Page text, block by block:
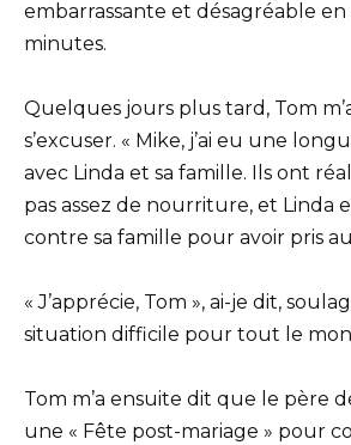
embarrassante et désagréable
minutes.
Quelques jours plus tard, Tom
s’excuser. « Mike, j’ai eu une
avec Linda et sa famille. Ils ont
pas assez de nourriture, et Linda
contre sa famille pour avoir pris
« J’apprécie, Tom », ai-je dit,
situation difficile pour tout le
Tom m’a ensuite dit que le père
une « Fête post-mariage » pour